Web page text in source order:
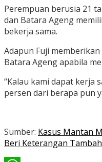
Perempuan berusia 21
dan Batara Ageng
bekerja sama.
Adapun Fuji
Batara Ageng apabila
“Kalau kami dapat kerja
persen dari berapa pun
Sumber: Kasus Mantan
Beri Keterangan